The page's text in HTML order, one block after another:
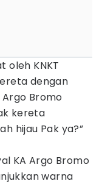
oleh KNKT
dengan
Bromo
kereta
hijau Pak ya?”
KA Argo Bromo
warna